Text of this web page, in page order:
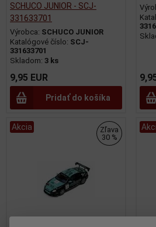
SCHUCO JUNIOR - SCJ-
331633701
Výrobca: SCHUCO JUNIOR
Katalógové číslo: SCJ-
331633701
Skladom: 3 ks
9,95 EUR
Pridať do košíka
Akcia
Zľava
30 %